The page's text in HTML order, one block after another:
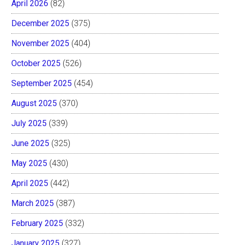
April 2026 (82)
December 2025 (375)
November 2025 (404)
October 2025 (526)
September 2025 (454)
August 2025 (370)
July 2025 (339)
June 2025 (325)
May 2025 (430)
April 2025 (442)
March 2025 (387)
February 2025 (332)